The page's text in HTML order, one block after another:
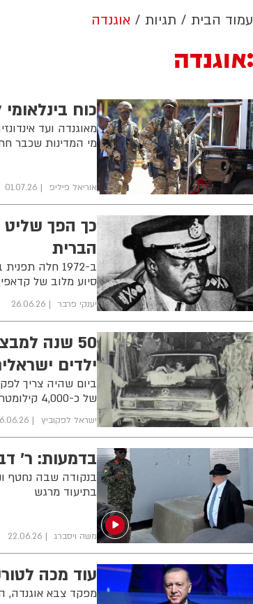
עמוד הבית תגיות אוגנדה
אוגנדה
כוח
מי המדינות שכבר
אוריאל פיליפ 01.07.26
כך הפך שליט
הברית
ב-1972 חלה
סיוע מלוב של
יענקי פרבר 26.06.26
50 שנה
ילדים
ביום שהיה צריך
של כ-4,000 קילומטרים מישראל, פשטו על הטרמינל באוגנדה, חיסלו את החוטפים ושחררו 102 חטופים
ישראל לפקוביץ
בדמעות: ר' דב חזר
בנקודה שבה נחטף
בתיעוד מרגש
משה ויסברג 22.06.26
עוד מכה
מפקד צבא אוגנדה, הגנרל